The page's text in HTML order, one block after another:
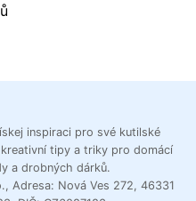
inspiraci pro své kutilské
tipy a triky pro domácí
a drobných dárků.
Adresa: Nová Ves 272, 46331